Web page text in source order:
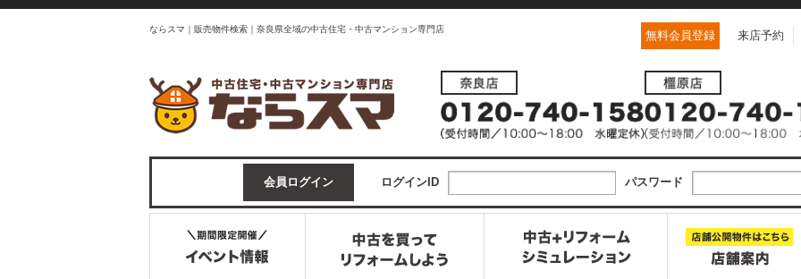
ならスマ｜販売物件検索｜奈良県全域の中古住宅・中古マンション専門店 無料会員登録 来店予約
会員ログイン ログインID パスワード